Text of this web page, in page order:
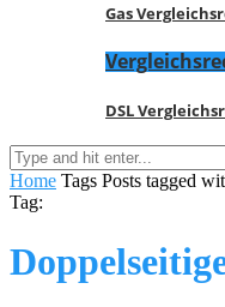
Gas
DSL
Home Tags Posts tagged
Tag: